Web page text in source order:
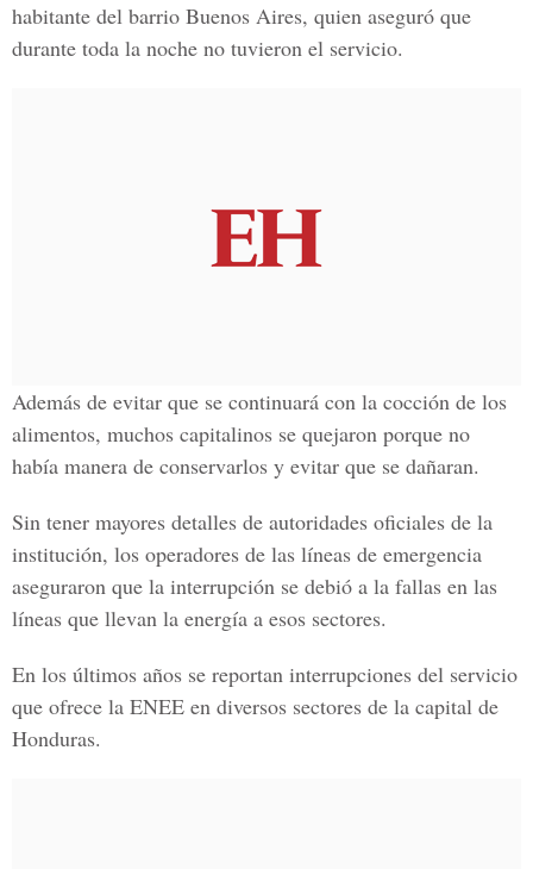
habitante del barrio Buenos Aires, quien aseguró que
durante toda la noche no tuvieron el servicio.
Además de evitar que se continuará con la cocción de los
alimentos, muchos capitalinos se quejaron porque no
había manera de conservarlos y evitar que se dañaran.
Sin tener mayores detalles de autoridades oficiales de la
institución, los operadores de las líneas de emergencia
aseguraron que la interrupción se debió a la fallas en las
líneas que llevan la energía a esos sectores.
En los últimos años se reportan interrupciones del servicio
que ofrece la ENEE en diversos sectores de la capital de
Honduras.